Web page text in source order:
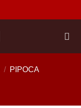
/ PIPOCA